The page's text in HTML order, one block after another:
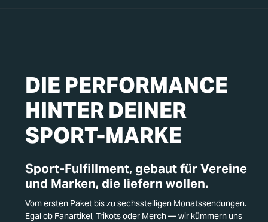
DIE PERFORMANCE
HINTER DEINER
SPORT-MARKE
Sport-Fulfillment, gebaut für Vereine
und Marken, die liefern wollen.
Vom ersten Paket bis zu sechsstelligen Monatssendungen.
Egal ob Fanartikel, Trikots oder Merch — wir kümmern uns